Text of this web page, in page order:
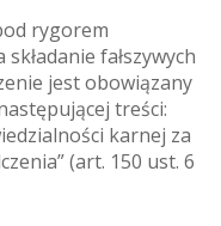
rygorem
fałszywych
jest obowiązany
treści:
karnej za
(art. 150 ust. 6